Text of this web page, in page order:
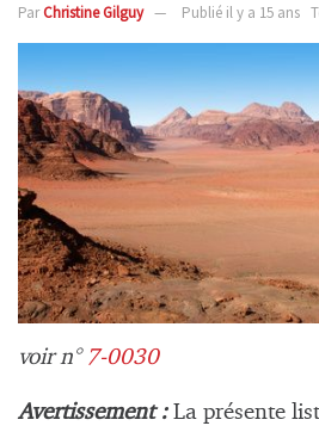
ParChristine Gilguy Publié il y a 15 ans
voir n° 7-0030
Avertissement :La présente